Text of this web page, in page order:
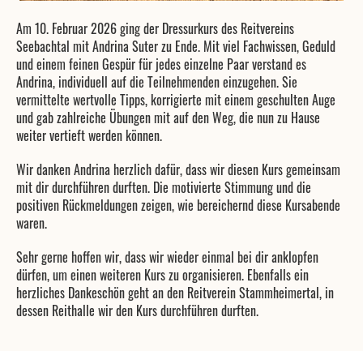
Am 10. Februar 2026 ging der Dressurkurs des Reitvereins
Seebachtal mit Andrina Suter zu Ende. Mit viel Fachwissen, Geduld
und einem feinen Gespür für jedes einzelne Paar verstand es
Andrina, individuell auf die Teilnehmenden einzugehen. Sie
vermittelte wertvolle Tipps, korrigierte mit einem geschulten Auge
und gab zahlreiche Übungen mit auf den Weg, die nun zu Hause
weiter vertieft werden können.
Wir danken Andrina herzlich dafür, dass wir diesen Kurs gemeinsam
mit dir durchführen durften. Die motivierte Stimmung und die
positiven Rückmeldungen zeigen, wie bereichernd diese Kursabende
waren.
Sehr gerne hoffen wir, dass wir wieder einmal bei dir anklopfen
dürfen, um einen weiteren Kurs zu organisieren. Ebenfalls ein
herzliches Dankeschön geht an den Reitverein Stammheimertal, in
dessen Reithalle wir den Kurs durchführen durften.